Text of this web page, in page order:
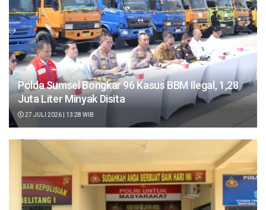
Polda Sumsel Bongkar 96 Kasus BBM Ilegal, 1,28
Juta Liter Minyak Disita
27 JULI 2026 | 13:28 WIB